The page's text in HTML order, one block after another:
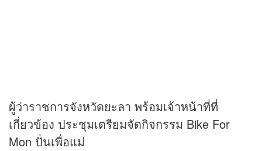
ผู้ว่าราชการจังหวัดยะลา พร้อมเจ้าหน้าที่ที่
เกี่ยวข้อง ประชุมเตรียมจัดกิจกรรม Bike For
Mon ปั่นเพื่อแม่